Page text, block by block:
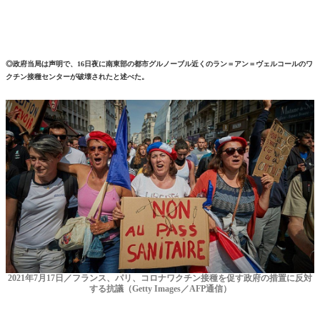
◎政府当局は声明で、16日夜に南東部の都市グルノーブル近くのラン＝アン＝ヴェルコールのワ
クチン接種センターが破壊されたと述べた。
2021年7月17日／フランス、パリ、コロナワクチン接種を促す政府の措置に反対
する抗議（Getty Images／AFP通信）